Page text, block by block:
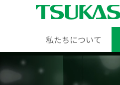
私たちについて